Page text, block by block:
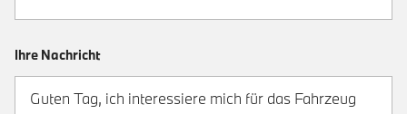
Ihre Nachricht